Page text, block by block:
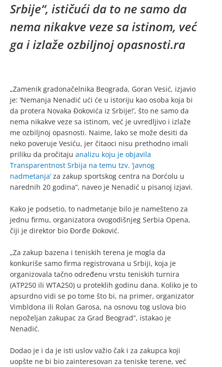
Srbije“, ističući da to ne samo da
nema nikakve veze sa istinom, već
ga i izlaže ozbiljnoj opasnosti.ra
„Zamenik gradonačelnika Beograda, Goran Vesić, izjavio
je: ‘Nemanja Nenadić ući će u istoriju kao osoba koja bi
da protera Novaka Đokovića iz Srbije!’, što ne samo da
nema nikakve veze sa istinom, već je uvredljivo i izlaže
me ozbiljnoj opasnosti. Naime, lako se može desiti da
neko poveruje Vesiću, jer čitaoci nisu prethodno imali
priliku da pročitaju analizu koju je objavila
Transparentnost Srbija na temu tzv. ‘javnog
nadmetanja’ za zakup sportskog centra na Dorćolu u
narednih 20 godina“, naveo je Nenadić u pisanoj izjavi.
Kako je podsetio, to nadmetanje bilo je namešteno za
jednu firmu, organizatora ovogodišnjeg Serbia Opena,
čiji je direktor bio Đorđe Đoković.
„Za zakup bazena i teniskih terena je mogla da
konkuriše samo firma registrovana u Srbiji, koja je
organizovala tačno određenu vrstu teniskih turnira
(ATP250 ili WTA250) u proteklih godinu dana. Koliko je to
apsurdno vidi se po tome što bi, na primer, organizator
Vimbldona ili Rolan Garosa, na osnovu tog uslova bio
nepoželjan zakupac za Grad Beograd“, istakao je
Nenadić.
Dodao je i da je isti uslov važio čak i za zakupca koji
uopšte ne bi bio zainteresovan za teniske terene, već